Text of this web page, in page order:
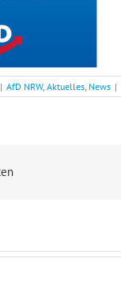
| AfD NRW, Aktuelles News |